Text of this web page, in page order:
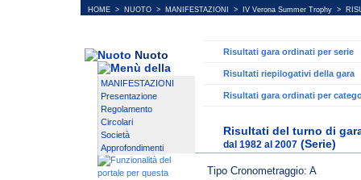
HOME > NUOTO > MANIFESTAZIONI > IV Verona Summer Trophy >
Nuoto
MANIFESTAZIONI
Presentazione
Regolamento
Circolari
Società
Approfondimenti
Risultati gara ordinati per serie
Risultati riepilogativi della gara
Risultati gara ordinati per
Risultati del turno di
dal 1982 al 2007 (Serie)
Tipo Cronometraggio: A